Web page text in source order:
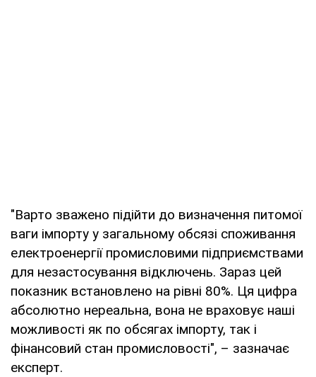
"Варто зважено підійти до визначення питомої
ваги імпорту у загальному обсязі споживання
електроенергії промисловими підприємствами
для незастосування відключень. Зараз цей
показник встановлено на рівні 80%. Ця цифра
абсолютно нереальна, вона не враховує наші
можливості як по обсягах імпорту, так і
фінансовий стан промисловості", – зазначає
експерт.